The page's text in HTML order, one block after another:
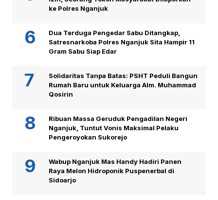
ke Polres Nganjuk
Dua Terduga Pengedar Sabu Ditangkap,
Satresnarkoba Polres Nganjuk Sita Hampir 11
Gram Sabu Siap Edar
Solidaritas Tanpa Batas: PSHT Peduli Bangun
Rumah Baru untuk Keluarga Alm. Muhammad
Qosirin
Ribuan Massa Geruduk Pengadilan Negeri
Nganjuk, Tuntut Vonis Maksimal Pelaku
Pengeroyokan Sukorejo
Wabup Nganjuk Mas Handy Hadiri Panen
Raya Melon Hidroponik Puspenerbal di
Sidoarjo